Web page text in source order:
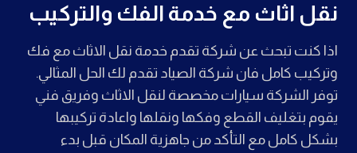
نقل اثاث مع خدمة الفك والتركيب
اذا كنت تبحث عن شركة تقدم خدمة نقل الاثاث مع فك
وتركيب كامل فان شركة الصياد تقدم لك الحل المثالي.
توفر الشركة سيارات مخصصة لنقل الاثاث وفريق فني
يقوم بتغليف القطع وفكها ونقلها واعادة تركيبها
بشكل كامل مع التأكد من جاهزية المكان قبل بدء